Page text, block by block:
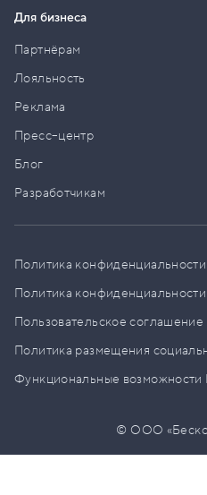
Для бизнеса
Партнёрам
Лояльность
Реклама
Пресс–центр
Блог
Разработчикам
Политика
Политика
Пользовательское соглашение
Политика размещения
Функциональные
© ООО